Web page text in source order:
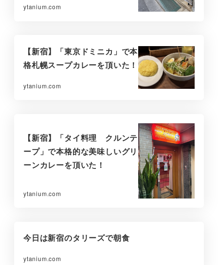
ytanium.com
【新宿】「東京ドミニカ」で本
格札幌スープカレーを頂いた！
ytanium.com
【新宿】「タイ料理 クルンテ
ープ」で本格的な美味しいグリ
ーンカレーを頂いた！
ytanium.com
今日は新宿のタリーズで朝食
ytanium.com